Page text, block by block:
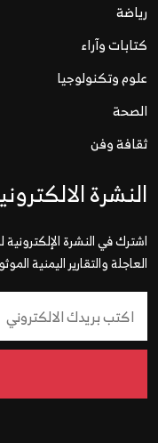
رياضة
كتابات وآراء
علوم وتكنولوجيا
الصحة
ثقافة وفن
النشرة
اشترك في النشرة
العاجلة والتقارير اليمنية